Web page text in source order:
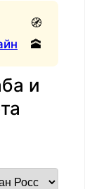
🧭
🕋
и